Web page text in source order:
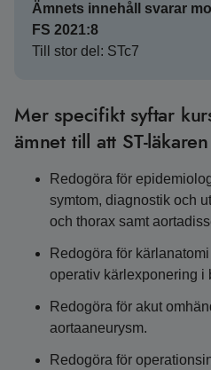
Ämnets innehåll svarar
FS 2021:8
Till stor del: STc7
Mer specifikt syftar
ämnet till att ST-
Redogöra för
symtom, diagnostik och
och thorax samt
Redogöra för
operativ kärlexponering i
Redogöra för akut
aortaaneurysm.
Redogöra för